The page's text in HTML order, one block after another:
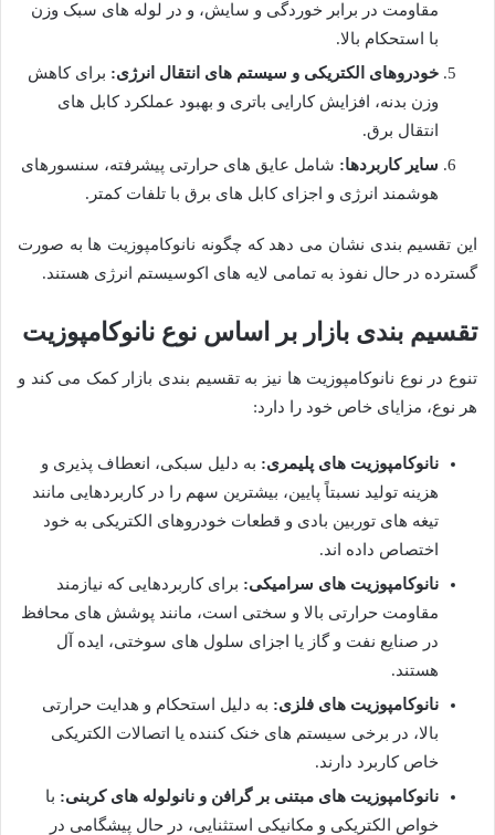
مقاومت در برابر خوردگی و سایش، و در لوله های سبک وزن
با استحکام بالا.
خودروهای الکتریکی و سیستم های انتقال انرژی: برای کاهش
وزن بدنه، افزایش کارایی باتری و بهبود عملکرد کابل های
انتقال برق.
سایر کاربردها: شامل عایق های حرارتی پیشرفته، سنسورهای
هوشمند انرژی و اجزای کابل های برق با تلفات کمتر.
این تقسیم بندی نشان می دهد که چگونه نانوکامپوزیت ها به صورت
گسترده در حال نفوذ به تمامی لایه های اکوسیستم انرژی هستند.
تقسیم بندی بازار بر اساس نوع نانوکامپوزیت
تنوع در نوع نانوکامپوزیت ها نیز به تقسیم بندی بازار کمک می کند و
هر نوع، مزایای خاص خود را دارد:
نانوکامپوزیت های پلیمری: به دلیل سبکی، انعطاف پذیری و
هزینه تولید نسبتاً پایین، بیشترین سهم را در کاربردهایی مانند
تیغه های توربین بادی و قطعات خودروهای الکتریکی به خود
اختصاص داده اند.
نانوکامپوزیت های سرامیکی: برای کاربردهایی که نیازمند
مقاومت حرارتی بالا و سختی است، مانند پوشش های محافظ
در صنایع نفت و گاز یا اجزای سلول های سوختی، ایده آل
هستند.
نانوکامپوزیت های فلزی: به دلیل استحکام و هدایت حرارتی
بالا، در برخی سیستم های خنک کننده یا اتصالات الکتریکی
خاص کاربرد دارند.
نانوکامپوزیت های مبتنی بر گرافن و نانولوله های کربنی: با
خواص الکتریکی و مکانیکی استثنایی، در حال پیشگامی در